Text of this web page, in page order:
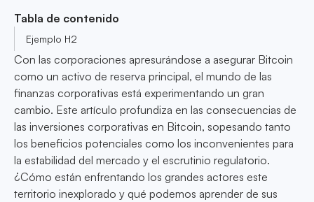
Tabla de contenido
Ejemplo H2
Con las corporaciones apresurándose a asegurar Bitcoin
como un activo de reserva principal, el mundo de las
finanzas corporativas está experimentando un gran
cambio. Este artículo profundiza en las consecuencias de
las inversiones corporativas en Bitcoin, sopesando tanto
los beneficios potenciales como los inconvenientes para
la estabilidad del mercado y el escrutinio regulatorio.
¿Cómo están enfrentando los grandes actores este
territorio inexplorado y qué podemos aprender de sus